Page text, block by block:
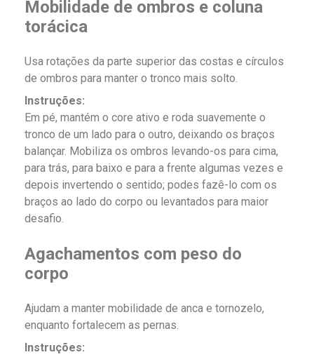
Mobilidade de ombros e coluna
torácica
Usa rotações da parte superior das costas e círculos
de ombros para manter o tronco mais solto.
Instruções:
Em pé, mantém o core ativo e roda suavemente o
tronco de um lado para o outro, deixando os braços
balançar. Mobiliza os ombros levando-os para cima,
para trás, para baixo e para a frente algumas vezes e
depois invertendo o sentido; podes fazê-lo com os
braços ao lado do corpo ou levantados para maior
desafio.
Agachamentos com peso do
corpo
Ajudam a manter mobilidade de anca e tornozelo,
enquanto fortalecem as pernas.
Instruções: